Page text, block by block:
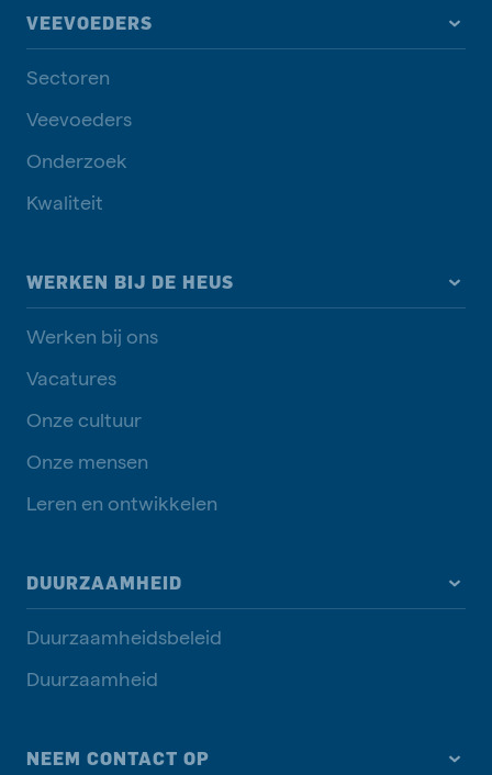
VEEVOEDERS
Sectoren
Veevoeders
Onderzoek
Kwaliteit
WERKEN BIJ DE HEUS
Werken bij ons
Vacatures
Onze cultuur
Onze mensen
Leren en ontwikkelen
DUURZAAMHEID
Duurzaamheidsbeleid
Duurzaamheid
NEEM CONTACT OP